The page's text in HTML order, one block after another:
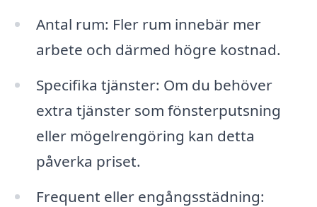
Antal rum: Fler rum innebär mer
arbete och därmed högre kostnad.
Specifika tjänster: Om du behöver
extra tjänster som fönsterputsning
eller mögelrengöring kan detta
påverka priset.
Frequent eller engångsstädning: